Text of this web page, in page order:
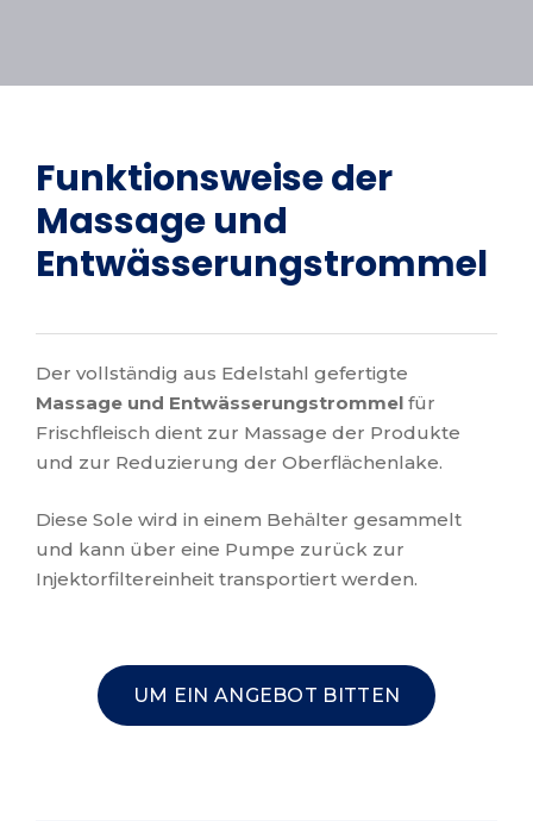
Funktionsweise der
Massage und
Entwässerungstrommel
Der vollständig aus Edelstahl gefertigte
Massage und Entwässerungstrommel für
Frischfleisch dient zur Massage der Produkte
und zur Reduzierung der Oberflächenlake.
Diese Sole wird in einem Behälter gesammelt
und kann über eine Pumpe zurück zur
Injektorfiltereinheit transportiert werden.
UM EIN ANGEBOT BITTEN